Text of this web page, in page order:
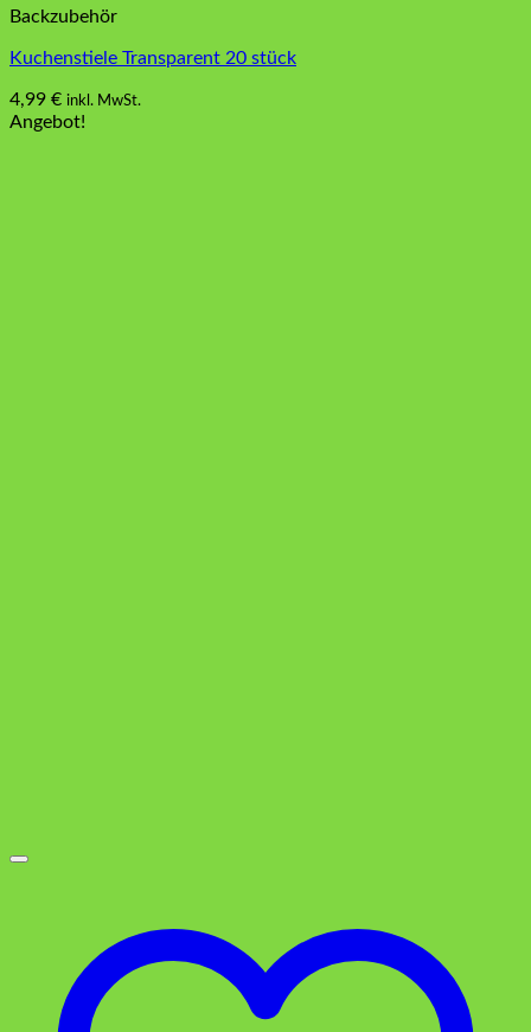
Backzubehör
Kuchenstiele Transparent 20 stück
4,99 € inkl. MwSt.
Angebot!